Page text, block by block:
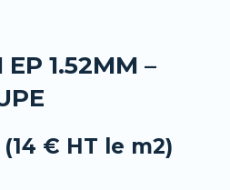
1.52MM –
€ HT le m2)